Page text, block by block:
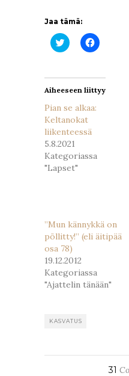
Jaa tämä:
Jaa Jaa
Aiheeseen liittyy
Pian se alkaa:
Keltanokat
liikenteessä
5.8.2021
Kategoriassa
"Lapset"
”Mun kännykkä on
pöllitty!” (eli äitipää
osa 78)
19.12.2012
Kategoriassa
"Ajattelin tänään"
KASVATUS
31